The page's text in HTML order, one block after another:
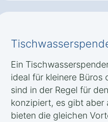
Ein
ideal für kleinere Büros
sind in der Regel für
konzipiert, es gibt aber
bieten die gleichen